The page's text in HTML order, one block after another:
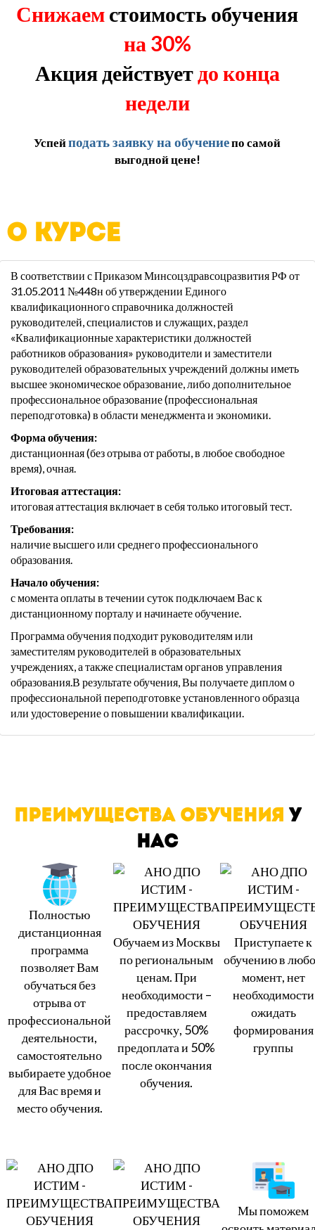
Снижаемстоимость обучения
на 30%
Акция действует до конца
недели
Успейподать заявку на обучениепо самой
выгодной цене!
О КУРСЕ
В соответствии с Приказом Минсоцздравсоцразвития РФ от
31.05.2011 №448н об утверждении Единого
квалификационного справочника должностей
руководителей, специалистов и служащих, раздел
«Квалификационные характеристики должностей
работников образования» руководители и заместители
руководителей образовательных учреждений должны иметь
высшее экономическое образование, либо дополнительное
профессиональное образование (профессиональная
переподготовка) в области менеджмента и экономики.
Форма обучения:
дистанционная (без отрыва от работы, в любое свободное
время), очная.
Итоговая аттестация:
итоговая аттестация включает в себя только итоговый тест.
Требования:
наличие высшего или среднего профессионального
образования.
Начало обучения:
с момента оплаты в течении суток подключаем Вас к
дистанционному порталу и начинаете обучение.
Программа обучения подходит руководителям или
заместителям руководителей в образовательных
учреждениях, а также специалистам органов управления
образования.В результате обучения, Вы получаете диплом о
профессиональной переподготовке установленного образца
или удостоверение о повышении квалификации.
ПРЕИМУЩЕСТВА ОБУЧЕНИЯ У
НАС
Полностью
дистанционная
программа
позволяет Вам
обучаться без
отрыва от
профессиональной
деятельности,
самостоятельно
выбираете удобное
для Вас время и
место обучения.
Обучаем из Москвы
по региональным
ценам. При
необходимости –
предоставляем
рассрочку, 50%
предоплата и 50%
после окончания
обучения.
Приступаете к
обучению в
момент, нет
необходимости
ожидать
формирования
группы
Мы поможем